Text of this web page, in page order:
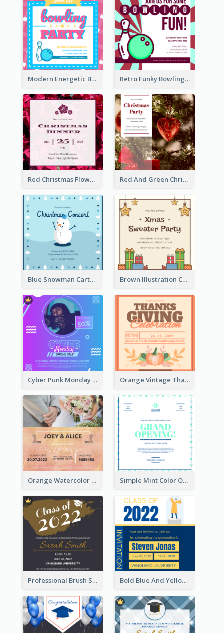
Modern Energetic Bowling Invitation Design Retro Funky Bowling Party Invitation Design
Red Christmas Flower Christmas Dinner Invitation Red And Green Christmas Tree Christmas Party Invitation
Blue Snowman Cartoon Christmas Concert Invitation Brown Illustration Christmas Sweater Party Invitation
Cyber Punk Monday Discount Invitation Design Orange Vintage Thanksgiving Celebration Invitation Design
Orange Watercolor Wedding Invitation Simple Mint Color Opening Day Invitation Card Idea
Professional Brush Script Graduation Invitation Design Bold Blue And Yellow Educational Ceremony Invitation Design Ideas